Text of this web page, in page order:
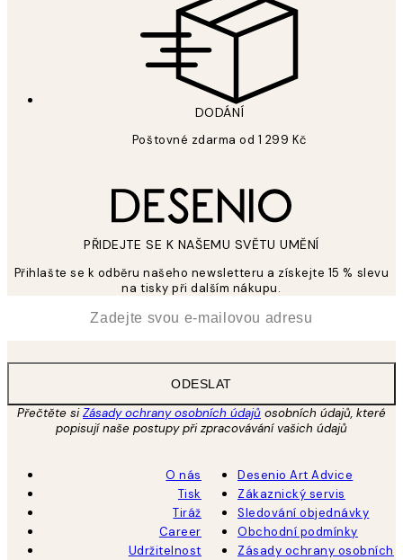
DODÁNÍ
Poštovné zdarma od 1 299 Kč
PŘIDEJTE SE K NAŠEMU SVĚTU UMĚNÍ
Přihlašte se k odběru našeho newsletteru a získejte 15 % slevu
na tisky při dalším nákupu.
ODESLAT
Přečtěte siZásady ochrany osobních údajů osobních údajů, které
popisují naše postupy při zpracovávání vašich údajů
O nás
Tisk
Tiráž
Career
Udržitelnost
Desenio Art Advice
Zákaznický servis
Sledování objednávky
Obchodní podmínky
Zásady ochrany osobních